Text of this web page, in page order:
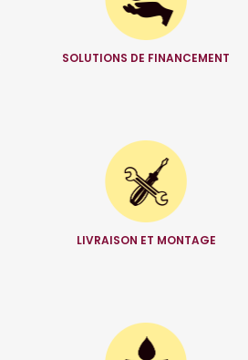
SOLUTIONS DE FINANCEMENT
LIVRAISON ET MONTAGE